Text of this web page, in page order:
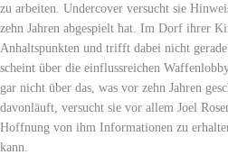
zu arbeiten. Undercover versucht sie
zehn Jahren abgespielt hat. Im Dorf ihrer
Anhaltspunkten und trifft dabei nicht
scheint über die einflussreichen
gar nicht über das, was vor zehn Jahren
davonläuft, versucht sie vor allem Joel
Hoffnung von ihm Informationen zu
kann.